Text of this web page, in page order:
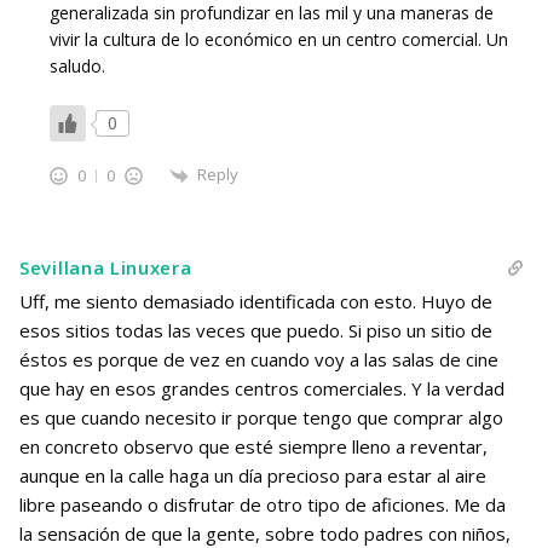
generalizada sin profundizar en las mil y una maneras de
vivir la cultura de lo económico en un centro comercial. Un
saludo.
0
0 0 Reply
Sevillana Linuxera
Uff, me siento demasiado identificada con esto. Huyo de
esos sitios todas las veces que puedo. Si piso un sitio de
éstos es porque de vez en cuando voy a las salas de cine
que hay en esos grandes centros comerciales. Y la verdad
es que cuando necesito ir porque tengo que comprar algo
en concreto observo que esté siempre lleno a reventar,
aunque en la calle haga un día precioso para estar al aire
libre paseando o disfrutar de otro tipo de aficiones. Me da
la sensación de que la gente, sobre todo padres con niños,